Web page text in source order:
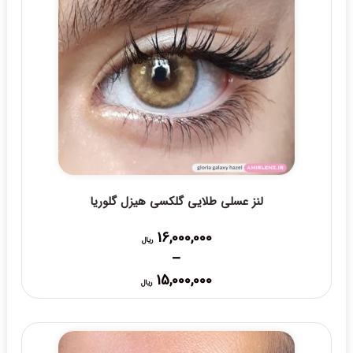
لنز عسلی طلایی گلکسی هیزل گلوریا
16,000,000 ریال
–
15,000,000 ریال
Price
range:
through